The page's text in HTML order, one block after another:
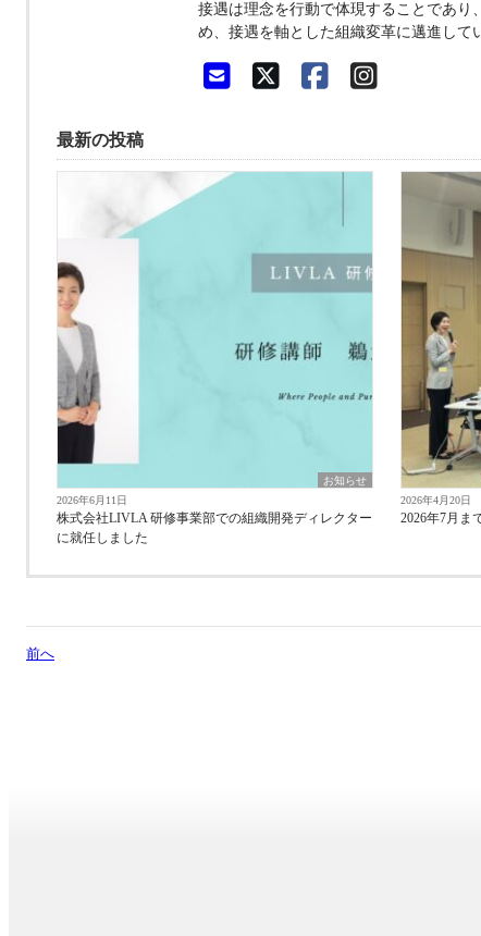
接遇は理念を行動で体現することであり
め、接遇を軸とした組織変革に邁進して
最新の投稿
お知らせ
2026年6月11日
株式会社LIVLA 研修事業部での組織開発ディレクター
に就任しました
2026年4月20日
2026年7月ま
前へ